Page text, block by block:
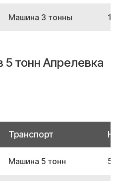
Машина 3 тонны
5 тонн Апрелевка
Транспорт
Машина 5 тонн